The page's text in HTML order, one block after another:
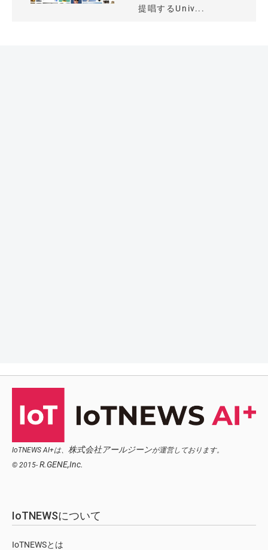
提唱するUniv...
IoTNEWS AI+は、 株式会社アールジーンが運営しております。
© 2015- R.GENE,Inc.
IoTNEWSについて
IoTNEWSとは